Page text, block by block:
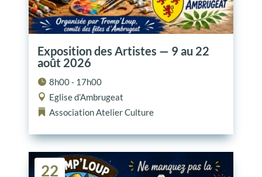
Exposition des Artistes — 9 au 22
août 2026
8h00 - 17h00
Eglise d’Ambrugeat
AssociationAtelierCulture
22